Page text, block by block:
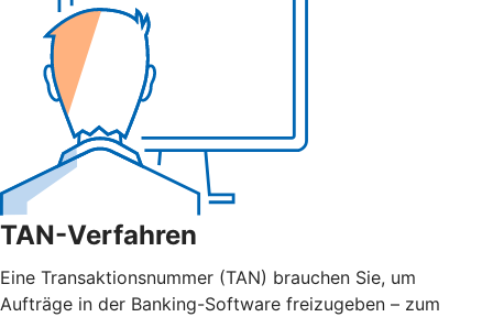
TAN-Verfahren
Eine Transaktionsnummer (TAN) brauchen Sie, um
Aufträge in der Banking-Software freizugeben – zum